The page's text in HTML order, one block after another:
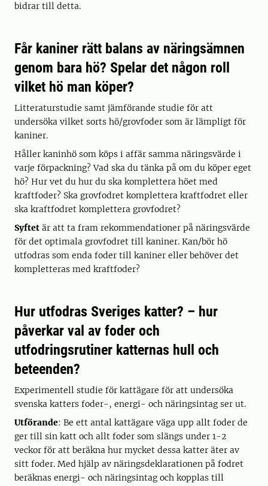
bidrar till detta.
Får kaniner rätt balans av näringsämnen
genom bara hö? Spelar det någon roll
vilket hö man köper?
Litteraturstudie samt jämförande studie för att
undersöka vilket sorts hö/grovfoder som är lämpligt för
kaniner.
Håller kaninhö som köps i affär samma näringsvärde i
varje förpackning? Vad ska du tänka på om du köper eget
hö? Hur vet du hur du ska komplettera höet med
kraftfoder? Ska grovfodret komplettera kraftfodret eller
ska kraftfodret komplettera grovfodret?
Syftet är att ta fram rekommendationer på näringsvärde
för det optimala grovfodret till kaniner. Kan/bör hö
utfodras som enda foder till kaniner eller behöver det
kompletteras med kraftfoder?
Hur utfodras Sveriges katter? – hur
påverkar val av foder och
utfodringsrutiner katternas hull och
beteenden?
Experimentell studie för kattägare för att undersöka
svenska katters foder-, energi- och näringsintag ser ut.
Utförande: Be ett antal kattägare väga upp allt foder de
ger till sin katt och allt foder som slängs under 1-2
veckor för att beräkna hur mycket dessa katter äter av
sitt foder. Med hjälp av näringsdeklarationen på fodret
beräknas energi- och näringsintag och kopplas till